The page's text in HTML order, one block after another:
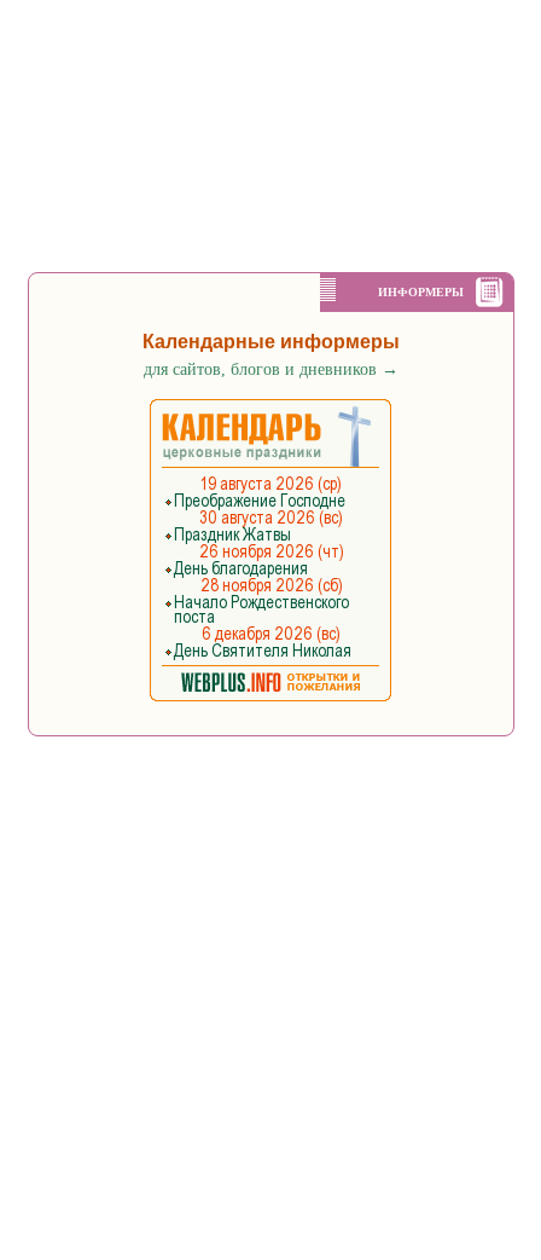
ИНФОРМЕРЫ
Календарные информеры
для сайтов, блогов и дневников →